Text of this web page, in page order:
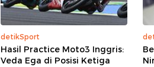
detikSport
Hasil Practice Moto3 Inggris:
Veda Ega di Posisi Ketiga